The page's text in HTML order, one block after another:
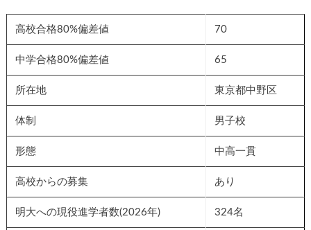
高校合格80%偏差値 70
中学合格80%偏差値 65
所在地 東京都中野区
体制 男子校
形態 中高一貫
高校からの募集 あり
明大への現役進学者数(2026年) 324名